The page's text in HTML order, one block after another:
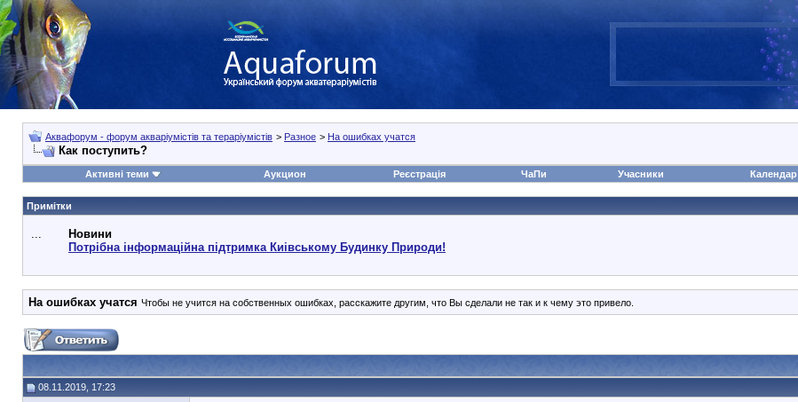
Аквафорум - форум акваріумістів та тераріумістів > Разное > На ошибках учатся
Как поступить?
Активні теми
Аукцион Реєстрація ЧаПи Учасники Календар
Примітки
...
Новини
Потрібна інформаційна підтримка Киівському Будинку Природи!
На ошибках учатся Чтобы не учится на собственных ошибках, расскажите другим, что Вы сделали не так и к чему это привело.
08.11.2019, 17:23